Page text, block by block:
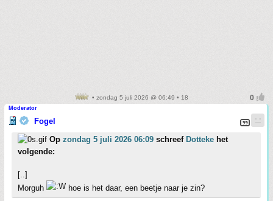
• zondag 5 juli 2026 @ 06:49 • 18
Moderator
Fogel
Op zondag 5 juli 2026 06:09 schreef Dotteke het
volgende:
[..]
Morguh
hoe is het daar, een beetje naar je zin?